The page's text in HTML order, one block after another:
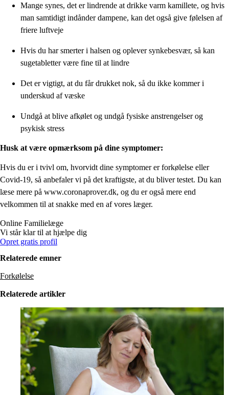
Mange synes, det er lindrende at drikke varm kamillete, og hvis
man samtidigt indånder dampene, kan det også give følelsen af
friere luftveje
Hvis du har smerter i halsen og oplever synkebesvær, så kan
sugetabletter være fine til at lindre
Det er vigtigt, at du får drukket nok, så du ikke kommer i
underskud af væske
Undgå at blive afkølet og undgå fysiske anstrengelser og
psykisk stress
Husk at være opmærksom på dine symptomer:
Hvis du er i tvivl om, hvorvidt dine symptomer er forkølelse eller
Covid-19, så anbefaler vi på det kraftigste, at du bliver testet. Du kan
læse mere på www.coronaprover.dk, og du er også mere end
velkommen til at snakke med en af vores læger.
Online Familielæge
Vi står klar til at hjælpe dig
Opret gratis profil
Relaterede emner
Forkølelse
Relaterede artikler